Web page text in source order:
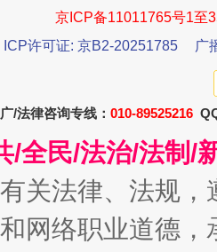
息
京ICP备11011765号1至
ICP许可证: 京B2-20251785
广
/法律咨询专线： 010-89525216
/全民/法治/法制/
关法律、法规
网络职业道德